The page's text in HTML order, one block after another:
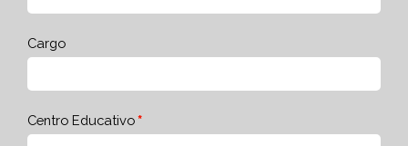
Cargo
Centro Educativo